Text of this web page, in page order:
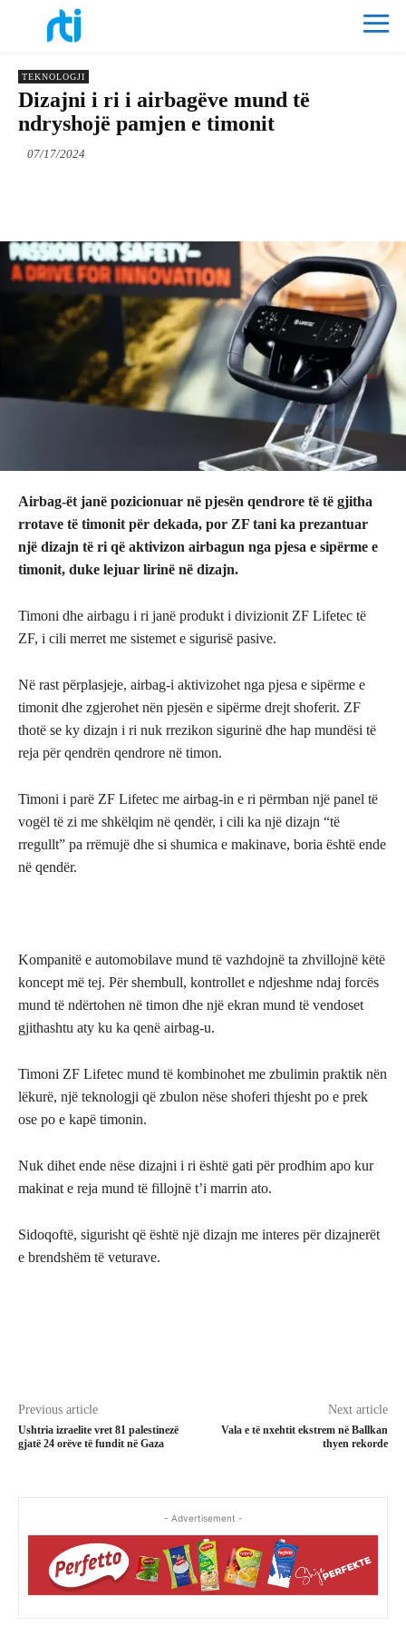
TEKNOLOGJI
Dizajni i ri i airbagëve mund të
ndryshojë pamjen e timonit
07/17/2024
Airbag-ët janë pozicionuar në pjesën qendrore të të gjitha
rrotave të timonit për dekada, por ZF tani ka prezantuar
një dizajn të ri që aktivizon airbagun nga pjesa e sipërme e
timonit, duke lejuar lirinë në dizajn.
Timoni dhe airbagu i ri janë produkt i divizionit ZF Lifetec të
ZF, i cili merret me sistemet e sigurisë pasive.
Në rast përplasjeje, airbag-i aktivizohet nga pjesa e sipërme e
timonit dhe zgjerohet nën pjesën e sipërme drejt shoferit. ZF
thotë se ky dizajn i ri nuk rrezikon sigurinë dhe hap mundësi të
reja për qendrën qendrore në timon.
Timoni i parë ZF Lifetec me airbag-in e ri përmban një panel të
vogël të zi me shkëlqim në qendër, i cili ka një dizajn “të
rregullt” pa rrëmujë dhe si shumica e makinave, boria është ende
në qendër.
Kompanitë e automobilave mund të vazhdojnë ta zhvillojnë këtë
koncept më tej. Për shembull, kontrollet e ndjeshme ndaj forcës
mund të ndërtohen në timon dhe një ekran mund të vendoset
gjithashtu aty ku ka qenë airbag-u.
Timoni ZF Lifetec mund të kombinohet me zbulimin praktik nën
lëkurë, një teknologji që zbulon nëse shoferi thjesht po e prek
ose po e kapë timonin.
Nuk dihet ende nëse dizajni i ri është gati për prodhim apo kur
makinat e reja mund të fillojnë t’i marrin ato.
Sidoqoftë, sigurisht që është një dizajn me interes për dizajnerët
e brendshëm të veturave.
Previous article
Ushtria izraelite vret 81 palestinezë
gjatë 24 orëve të fundit në Gaza
Next article
Vala e të nxehtit ekstrem në Ballkan
thyen rekorde
- Advertisement -